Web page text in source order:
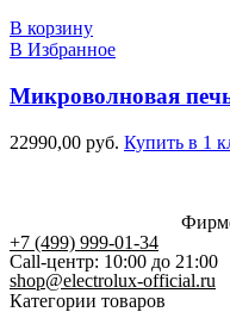
В корзину
В Избранное
Микроволновая
22990,00 руб. Купить в 1
+7 (499) 999-01-34
Call-центр: 10:00 до 21:00
shop@electrolux-official.ru
Категории товаров